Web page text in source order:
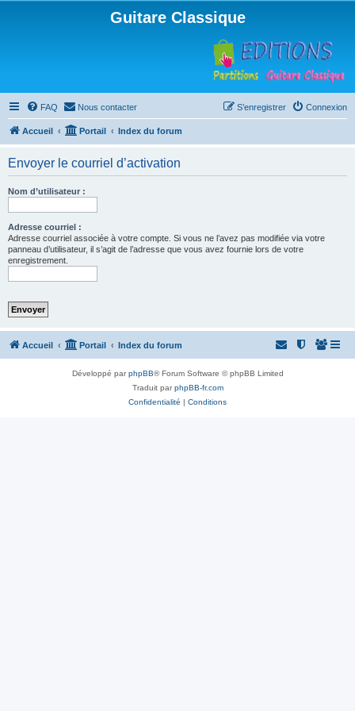
Guitare Classique
FAQ Nous contacter Connexion
S’enregistrer
Accueil Portail Index du forum
Envoyer le courriel d’activation
Nom d’utilisateur :
Adresse courriel :
Adresse courriel associée à votre compte. Si vous ne l’avez pas modifiée via votre
panneau d’utilisateur, il s’agit de l’adresse que vous avez fournie lors de votre
enregistrement.
Accueil Portail Index du forum
Développé parphpBB® Forum Software © phpBB Limited
Traduit parphpBB-fr.com
Confidentialité | Conditions